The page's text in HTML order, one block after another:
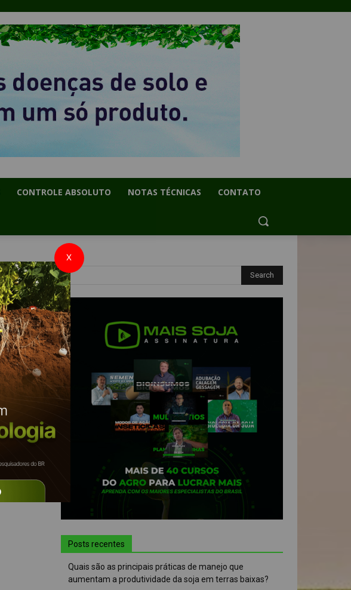
CONTROLE ABSOLUTO NOTAS TÉCNICAS CONTATO
Posts recentes
Quais são as principais práticas de manejo que
aumentam a produtividade da soja em terras baixas?
X